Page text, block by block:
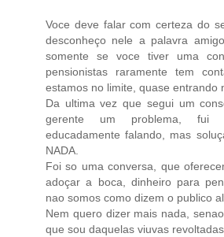
Voce deve falar com certeza do
desconheço nele a palavra
somente se voce tiver uma
pensionistas raramente tem
estamos no limite, quase entrando
Da ultima vez que segui um
gerente um problema, fui
educadamente falando, mas
NADA.
Foi so uma conversa, que
adoçar a boca, dinheiro para
nao somos como dizem o publico
Nem quero dizer mais nada,
que sou daquelas viuvas